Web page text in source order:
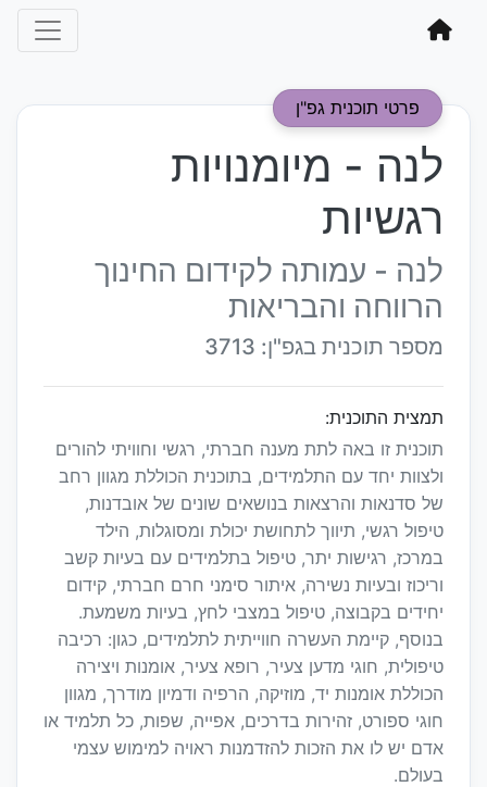
פרטי תוכנית גפ"ן
לנה - מיומנויות
רגשיות
לנה - עמותה לקידום החינוך
הרווחה והבריאות
מספר תוכנית בגפ"ן: 3713
תמצית התוכנית:
תוכנית זו באה לתת מענה חברתי, רגשי וחוויתי להורים
ולצוות יחד עם התלמידים, בתוכנית הכוללת מגוון רחב
של סדנאות והרצאות בנושאים שונים של אובדנות,
טיפול רגשי, תיווך לתחושת יכולת ומסוגלות, הילד
במרכז, רגישות יתר, טיפול בתלמידים עם בעיות קשב
וריכוז ובעיות נשירה, איתור סימני חרם חברתי, קידום
יחידים בקבוצה, טיפול במצבי לחץ, בעיות משמעת.
בנוסף, קיימת העשרה חווייתית לתלמידים, כגון: רכיבה
טיפולית, חוגי מדען צעיר, רופא צעיר, אומנות ויצירה
הכוללת אומנות יד, מוזיקה, הרפיה ודמיון מודרך, מגוון
חוגי ספורט, זהירות בדרכים, אפייה, שפות, כל תלמיד או
אדם יש לו את הזכות להזדמנות ראויה למימוש עצמי
בעולם.